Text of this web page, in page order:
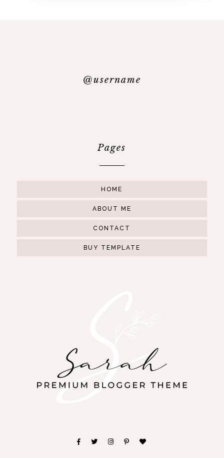
@username
Pages
HOME
ABOUT ME
CONTACT
BUY TEMPLATE